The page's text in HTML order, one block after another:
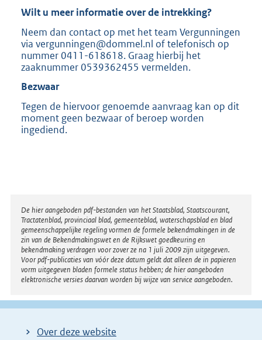
Wilt u meer informatie over de intrekking?
Neem dan contact op met het team Vergunningen
via vergunningen@dommel.nl of telefonisch op
nummer 0411-618618. Graag hierbij het
zaaknummer 0539362455 vermelden.
Bezwaar
Tegen de hiervoor genoemde aanvraag kan op dit
moment geen bezwaar of beroep worden
ingediend.
Disclaimer
De hier aangeboden pdf-bestanden van het Staatsblad, Staatscourant,
Tractatenblad, provinciaal blad, gemeenteblad, waterschapsblad en blad
gemeenschappelijke regeling vormen de formele bekendmakingen in de
zin van de Bekendmakingswet en de Rijkswet goedkeuring en
bekendmaking verdragen voor zover ze na 1 juli 2009 zijn uitgegeven.
Voor pdf-publicaties van vóór deze datum geldt dat alleen de in papieren
vorm uitgegeven bladen formele status hebben; de hier aangeboden
elektronische versies daarvan worden bij wijze van service aangeboden.
Over deze website